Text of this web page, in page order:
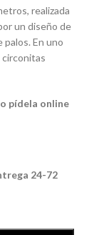
realizada
un diseño de
En uno
circonitas
pídela online
24-72